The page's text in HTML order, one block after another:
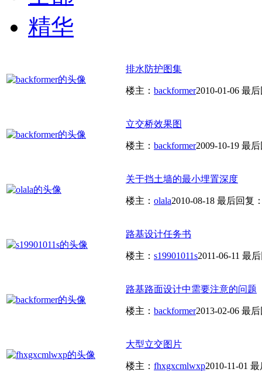
精华
排水防护图集
楼主： backformer2010-01-06 最
立交桥效果图
楼主： backformer2009-10-19 最
关于挡土墙的最小埋置深度
楼主： olala2010-08-18 最后回复
路基设计任务书
楼主： s19901011s2011-06-11 最
路基路面设计中需要注意的问题
楼主： backformer2013-02-06 最
大型立交图片
楼主： fhxgxcmlwxp2010-11-01 最